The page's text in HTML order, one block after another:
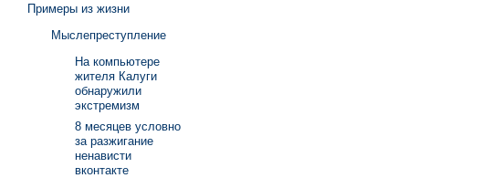
Примеры из жизни
Мыслепреступление
На компьютере
жителя Калуги
обнаружили
экстремизм
8 месяцев условно
за разжигание
ненависти
вконтакте